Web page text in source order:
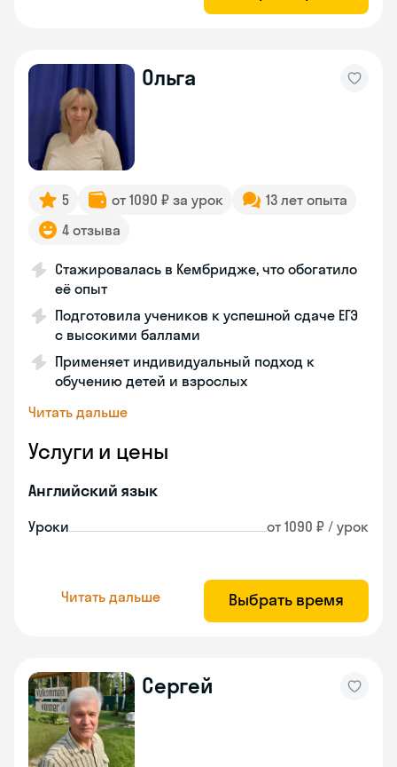
Ольга
5 от 1090 ₽ за урок
13 лет опыта
4 отзыва
Стажировалась в Кембридже, что обогатило
её опыт
Подготовила учеников к успешной сдаче ЕГЭ
с высокими баллами
Применяет индивидуальный подход к
обучению детей и взрослых
Читать дальше
Услуги и цены
Английский язык
Уроки от 1090 ₽ / урок
Читать дальше Выбрать время
Сергей